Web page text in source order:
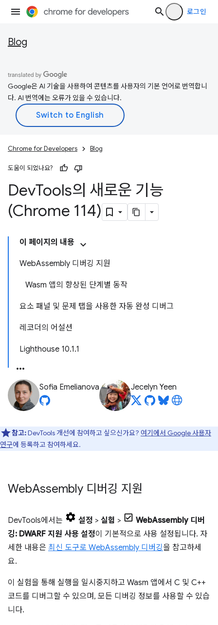
로그인
Blog
Google은 AI 기술을 사용하여 콘텐츠를 사용자의 기본 언어로 번역합니
다. AI 번역에는 오류가 있을 수 있습니다.
Chrome for Developers Blog
도움이 되었나요?
DevTools의 새로운 기능
(Chrome 114)
이 페이지의 내용
WebAssembly 디버깅 지원
Wasm 앱의 향상된 단계별 동작
요소 패널 및 문제 탭을 사용한 자동 완성 디버그
레코더의 어설션
Lighthouse 10.1.1
Sofia Emelianova Jecelyn Yeen
참고:DevTools 개선에 참여하고 싶으신가요? 여기에서 Google 사용자
연구에 등록하고 참여하세요.
WebAssembly 디버깅 지원
DevTools에서는 설정 > 실험 >
WebAssembly 디버
깅: DWARF 지원 사용 설정이 기본적으로 사용 설정됩니다. 자
세한 내용은 최신 도구로 WebAssembly 디버깅을 참고하세
요.
이 실험을 통해 실행을 일시중지하고 Wasm 앱에서 C 및 C++
코드를 디버그할 수 있으며, 모든 디버깅 정보를 사용할 수 있습
니다.